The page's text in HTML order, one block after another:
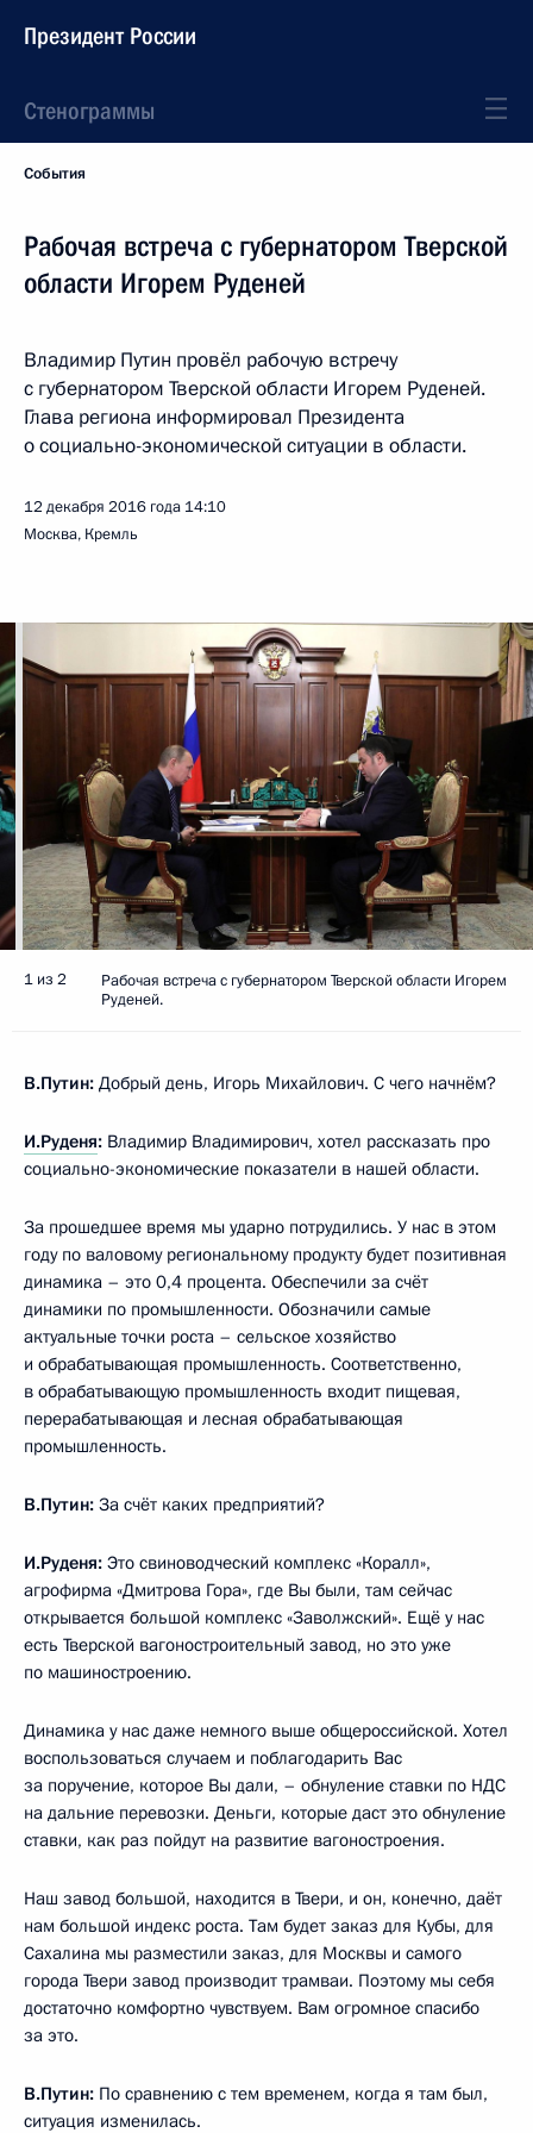
Президент России
Стенограммы
События
Рабочая встреча с губернатором Тверской
области Игорем Руденей
Владимир Путин провёл рабочую встречу
с губернатором Тверской области Игорем Руденей.
Глава региона информировал Президента
о социально-экономической ситуации в области.
12 декабря 2016 года 14:10
Москва, Кремль
1 из 2
Рабочая встреча с губернатором Тверской области Игорем
Руденей.
В.Путин: Добрый день, Игорь Михайлович. С чего начнём?
И.Руденя: Владимир Владимирович, хотел рассказать про
социально-экономические показатели в нашей области.
За прошедшее время мы ударно потрудились. У нас в этом
году по валовому региональному продукту будет позитивная
динамика – это 0,4 процента. Обеспечили за счёт
динамики по промышленности. Обозначили самые
актуальные точки роста – сельское хозяйство
и обрабатывающая промышленность. Соответственно,
в обрабатывающую промышленность входит пищевая,
перерабатывающая и лесная обрабатывающая
промышленность.
В.Путин: За счёт каких предприятий?
И.Руденя: Это свиноводческий комплекс «Коралл»,
агрофирма «Дмитрова Гора», где Вы были, там сейчас
открывается большой комплекс «Заволжский». Ещё у нас
есть Тверской вагоностроительный завод, но это уже
по машиностроению.
Динамика у нас даже немного выше общероссийской. Хотел
воспользоваться случаем и поблагодарить Вас
за поручение, которое Вы дали, – обнуление ставки по НДС
на дальние перевозки. Деньги, которые даст это обнуление
ставки, как раз пойдут на развитие вагоностроения.
Наш завод большой, находится в Твери, и он, конечно, даёт
нам большой индекс роста. Там будет заказ для Кубы, для
Сахалина мы разместили заказ, для Москвы и самого
города Твери завод производит трамваи. Поэтому мы себя
достаточно комфортно чувствуем. Вам огромное спасибо
за это.
В.Путин: По сравнению с тем временем, когда я там был,
ситуация изменилась.